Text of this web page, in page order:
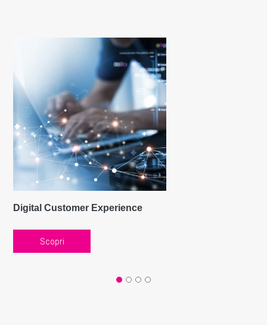
Digital Customer Experience
Scopri